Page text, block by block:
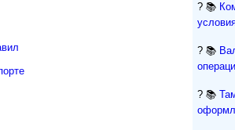
? 📚
? 📚
? 📚